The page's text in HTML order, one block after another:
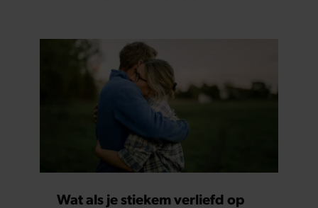
Wat als je stiekem verliefd op